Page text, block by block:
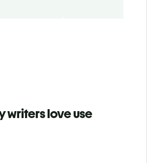
writers love use